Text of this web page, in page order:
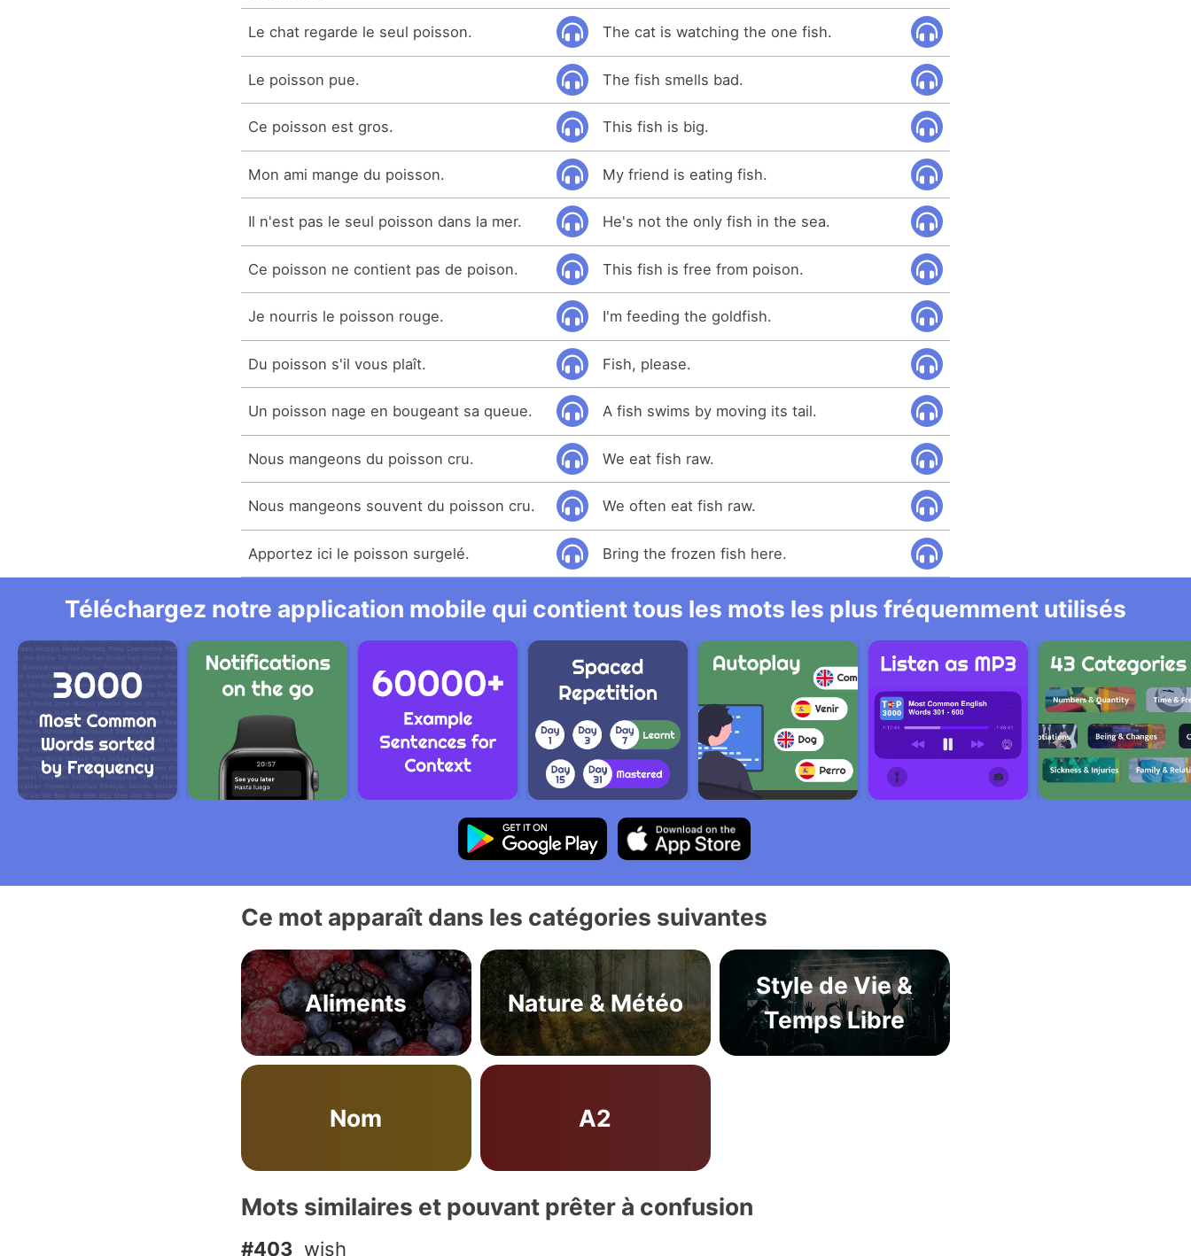
Le chat regarde le seul poisson. The cat is watching the one fish.
Le poisson pue. The fish smells bad.
Ce poisson est gros. This fish is big.
Mon ami mange du poisson. My friend is eating fish.
Il n'est pas le seul poisson dans la mer. He's not the only fish in the sea.
Ce poisson ne contient pas de poison. This fish is free from poison.
Je nourris le poisson rouge. I'm feeding the goldfish.
Du poisson s'il vous plaît. Fish, please.
Un poisson nage en bougeant sa queue. A fish swims by moving its tail.
Nous mangeons du poisson cru. We eat fish raw.
Nous mangeons souvent du poisson cru. We often eat fish raw.
Apportez ici le poisson surgelé. Bring the frozen fish here.
Téléchargez notre application mobile qui contient tous les mots les plus fréquemment utilisés
Ce mot apparaît dans les catégories suivantes
Aliments Nature & Météo
Style de Vie &
Temps Libre
Nom A2
Mots similaires et pouvant prêter à confusion
#403 wish